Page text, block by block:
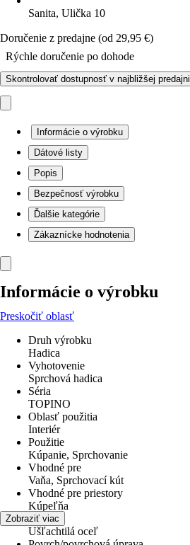
Sanita, Ulička 10
Doručenie z predajne (od 29,95 €)
Rýchle doručenie po dohode
Skontrolovať dostupnosť v najbližšej predajni
Informácie o výrobku
Dátové listy
Popis
Bezpečnosť výrobku
Ďalšie kategórie
Zákaznícke hodnotenia
Informácie o výrobku
Preskočiť oblasť
Druh výrobku
Hadica
Vyhotovenie
Sprchová hadica
Séria
TOPINO
Oblasť použitia
Interiér
Použitie
Kúpanie, Sprchovanie
Vhodné pre
Vaňa, Sprchovací kút
Vhodné pre priestory
Kúpeľňa
Materiál
Ušľachtilá oceľ
Zobraziť viac